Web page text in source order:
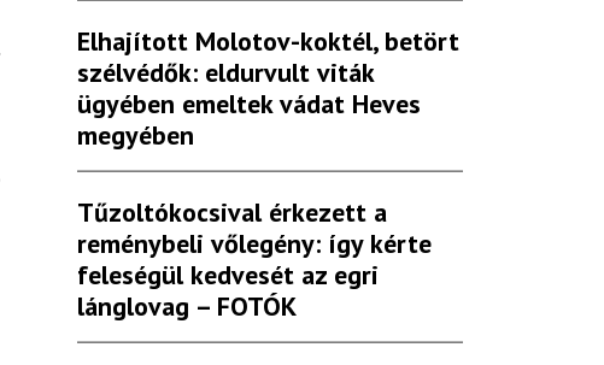
Elhajított Molotov-koktél, betört
szélvédők: eldurvult viták
ügyében emeltek vádat Heves
megyében
Tűzoltókocsival érkezett a
reménybeli vőlegény: így kérte
feleségül kedvesét az egri
lánglovag – FOTÓK